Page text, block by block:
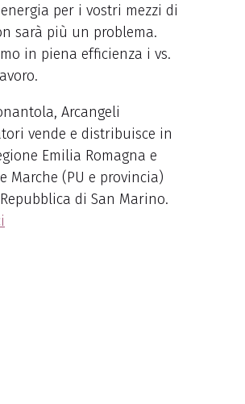
per i vostri mezzi di
sarà più un problema.
in piena efficienza i vs.
Arcangeli
vende e distribuisce in
Emilia Romagna e
Marche (PU e provincia)
di San Marino.